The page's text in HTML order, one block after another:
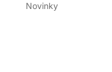
Novinky